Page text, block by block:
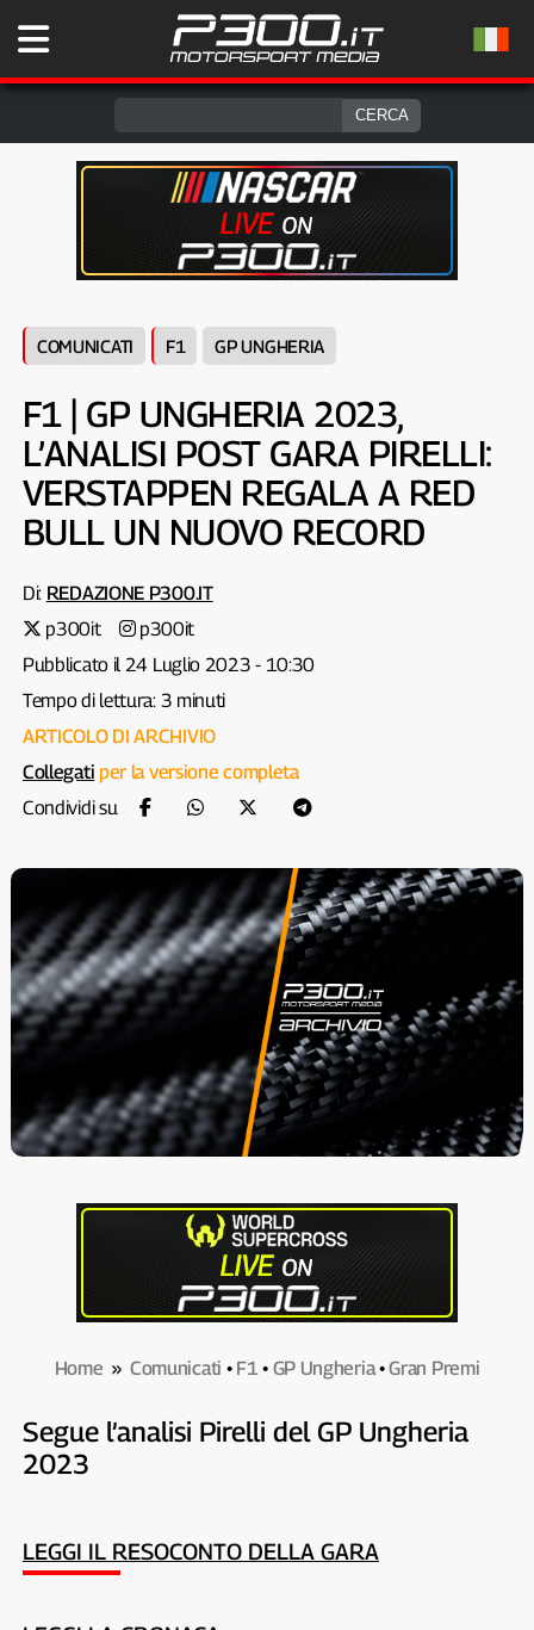
COMUNICATI F1 GP UNGHERIA
F1 | GP UNGHERIA 2023,
L’ANALISI POST GARA PIRELLI:
VERSTAPPEN REGALA A RED
BULL UN NUOVO RECORD
Di: REDAZIONE P300.IT
p300it
p300it
Pubblicato il 24 Luglio 2023 - 10:30
Tempo di lettura: 3 minuti
ARTICOLO DI ARCHIVIO
Collegati per la versione completa
Condividi su
Home » Comunicati • F1• GP Ungheria•Gran Premi
Segue l’analisi Pirelli del GP Ungheria
2023
LEGGI IL RESOCONTO DELLA GARA